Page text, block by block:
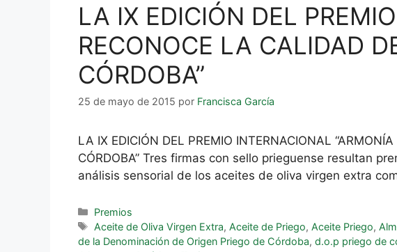
LA IX EDICIÓN DEL
RECONOCE LA CALIDAD
CÓRDOBA”
25 de mayo de 2015 por Francisca García
LA IX EDICIÓN DEL PREMIO INTERNACIONAL
CÓRDOBA” Tres firmas con sello prieguense resultan
análisis sensorial de los aceites de oliva virgen extra
Premios
Aceite de Oliva Virgen Extra,Aceite de Priego,Aceite Priego,
de la Denominación de Origen Priego de Córdoba, d.o.p priego de